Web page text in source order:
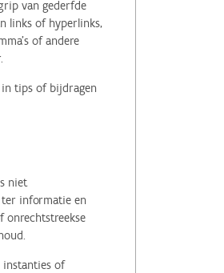
van gederfde
links of hyperlinks,
of andere
in tips of bijdragen
niet
informatie en
onrechtstreekse
instanties of